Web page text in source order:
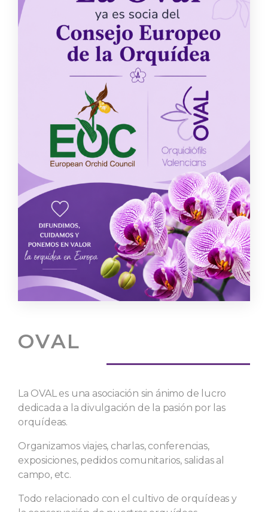
OVAL
La OVAL es una asociación sin ánimo de lucro
dedicada a la divulgación de la pasión por las
orquídeas.
Organizamos viajes, charlas, conferencias,
exposiciones, pedidos comunitarios, salidas al
campo, etc.
Todo relacionado con el cultivo de orquídeas y